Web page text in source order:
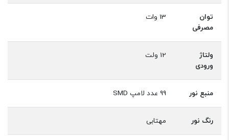
توان
مصرفی
13 وات
ولتاژ
ورودی
12 ولت
منبع نور 99 عدد لامپ SMD
رنگ نور مهتابی